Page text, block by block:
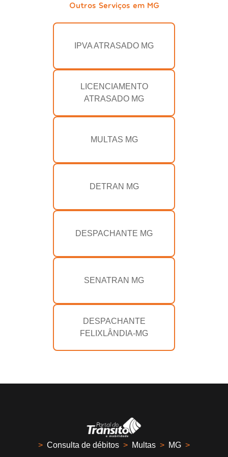
Outros Serviços em MG
IPVA ATRASADO MG
LICENCIAMENTO
ATRASADO MG
MULTAS MG
DETRAN MG
DESPACHANTE MG
SENATRAN MG
DESPACHANTE
FELIXLÂNDIA-MG
> Consulta de débitos > Multas > MG >